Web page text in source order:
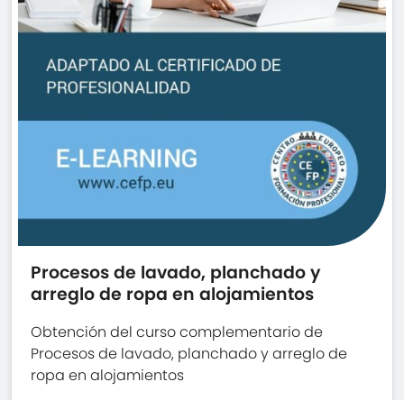
Procesos de lavado, planchado y
arreglo de ropa en alojamientos
Obtención del curso complementario de
Procesos de lavado, planchado y arreglo de
ropa en alojamientos